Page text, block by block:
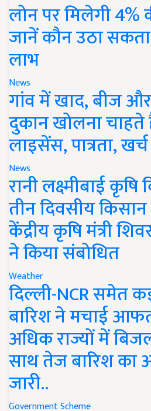
लोन पर मिलेगी 4%
जानें कौन उठा
लाभ
News
गांव में खाद, बीज
दुकान खोलना चाहते
लाइसेंस, पात्रता,
News
रानी लक्ष्मीबाई कृषि
तीन दिवसीय किसान
केंद्रीय कृषि मंत्री
ने किया संबोधित
Weather
दिल्ली-NCR समेत
बारिश ने मचाई
अधिक राज्यों में
साथ तेज बारिश का
जारी..
Government Scheme